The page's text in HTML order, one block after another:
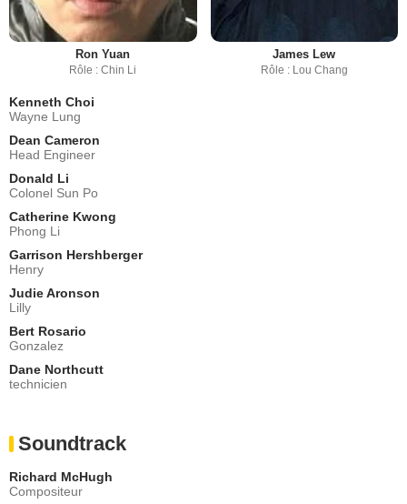
Ron Yuan
Rôle : Chin Li
James Lew
Rôle : Lou Chang
Kenneth Choi
Wayne Lung
Dean Cameron
Head Engineer
Donald Li
Colonel Sun Po
Catherine Kwong
Phong Li
Garrison Hershberger
Henry
Judie Aronson
Lilly
Bert Rosario
Gonzalez
Dane Northcutt
technicien
Soundtrack
Richard McHugh
Compositeur